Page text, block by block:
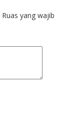
Ruas yang wajib